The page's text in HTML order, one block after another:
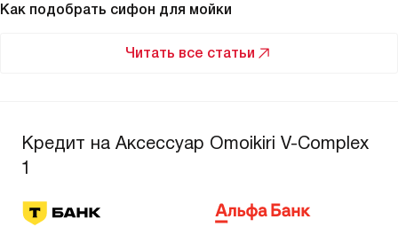
Как подобрать сифон для мойки
Читать все статьи
Кредит на Аксессуар Omoikiri V-Complex
1